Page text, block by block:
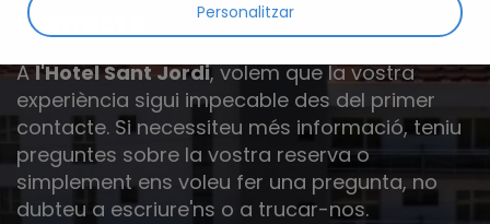
Contacte
Al'Hotel Sant Jordi, volem que la vostra
experiència sigui impecable des del primer
contacte. Si necessiteu més informació, teniu
preguntes sobre la vostra reserva o
simplement ens voleu fer una pregunta, no
dubteu a escriure'ns o a trucar-nos.
Personalitzar